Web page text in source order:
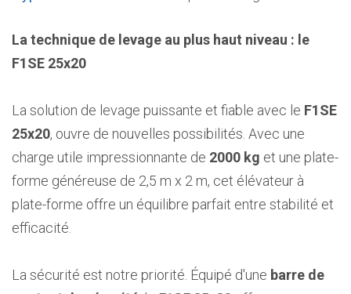
La technique de levage au plus haut niveau : le
F1SE 25x20
La solution de levage puissante et fiable avec le F1SE
25x20, ouvre de nouvelles possibilités. Avec une
charge utile impressionnante de 2000 kg et une plate-
forme généreuse de 2,5 m x 2 m, cet élévateur à
plate-forme offre un équilibre parfait entre stabilité et
efficacité.
La sécurité est notre priorité. Équipé d'une barre de